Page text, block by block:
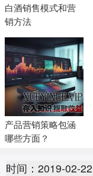
白酒销售模式和营
销方法
产品营销策略包涵
哪些方面？
时间：2019-02-